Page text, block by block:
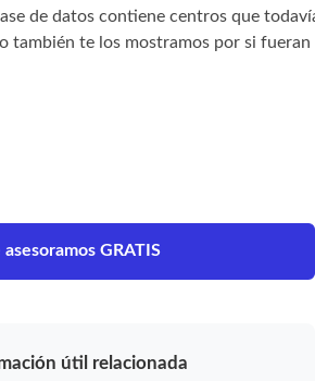
de datos contiene centros que
también te los mostramos por si fueran
asesoramos GRATIS
útil relacionada